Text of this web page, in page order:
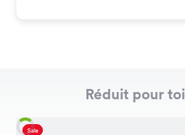
Réduit pour toi
Sale